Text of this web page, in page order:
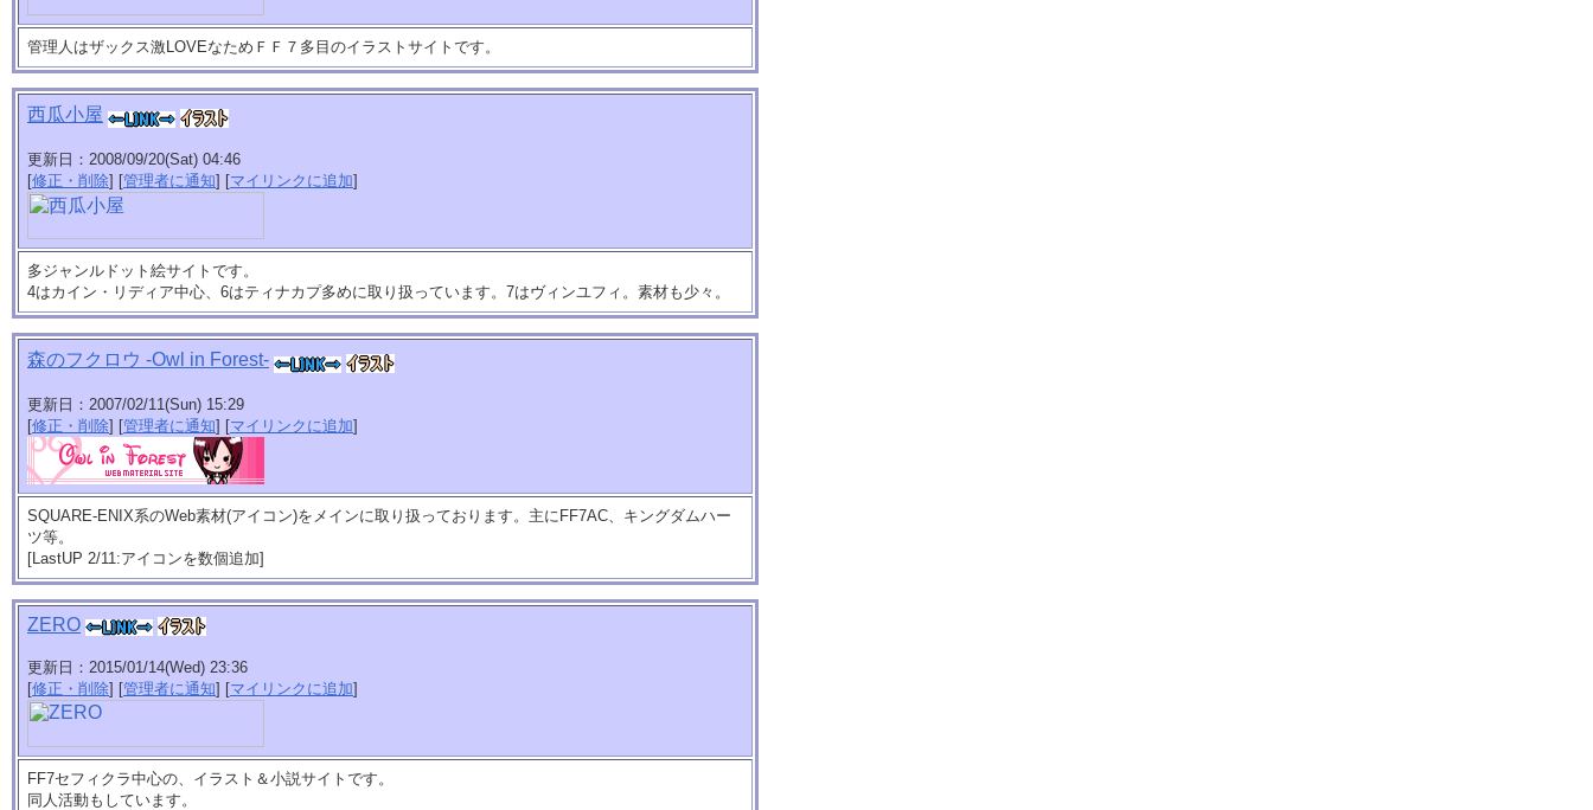
管理人はザックス激LOVEなためＦＦ７多目のイラストサイトです。
西瓜小屋
更新日：2008/09/20(Sat) 04:46
[修正・削除] [管理者に通知] [マイリンクに追加]
多ジャンルドット絵サイトです。
4はカイン・リディア中心、6はティナカプ多めに取り扱っています。7はヴィンユフィ。素材も少々。
森のフクロウ -Owl in Forest-
更新日：2007/02/11(Sun) 15:29
[修正・削除] [管理者に通知] [マイリンクに追加]
SQUARE-ENIX系のWeb素材(アイコン)をメインに取り扱っております。主にFF7AC、キングダムハー
ツ等。
[LastUP 2/11:アイコンを数個追加]
ZERO
更新日：2015/01/14(Wed) 23:36
[修正・削除] [管理者に通知] [マイリンクに追加]
FF7セフィクラ中心の、イラスト＆小説サイトです。
同人活動もしています。